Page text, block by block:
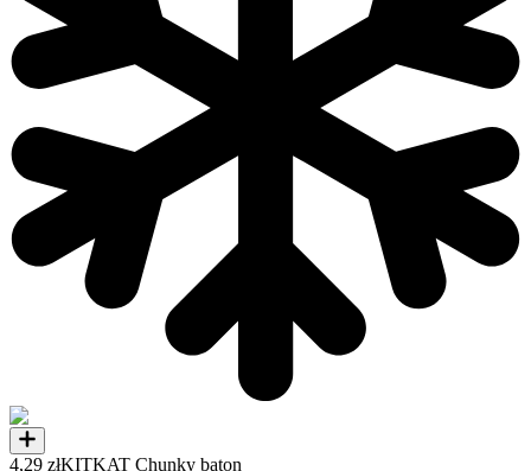
4,29 złKITKAT Chunky baton